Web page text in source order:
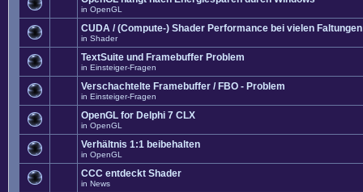
in OpenGL
CUDA / (Compute-) Shader Performance bei vielen Faltungen
in Shader
TextSuite und Framebuffer Problem
in Einsteiger-Fragen
Verschachtelte Framebuffer / FBO - Problem
in Einsteiger-Fragen
OpenGL for Delphi 7 CLX
in OpenGL
Verhältnis 1:1 beibehalten
in OpenGL
CCC entdeckt Shader
in News